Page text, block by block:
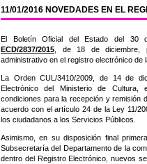
11/01/2016 NOVEDADES EN EL
El Boletín Oficial del Estado del 30
ECD/2837/2015 , de 18 de diciembre,
administrativo en el registro electrónico de
La Orden CUL/3410/2009, de 14 de
Electrónico del Ministerio de Cultura,
condiciones para la recepción y remisión
acuerdo con el artículo 24 de la Ley 11/
los ciudadanos a los Servicios Públicos.
Asimismo, en su disposición final
Subsecretaría del Departamento de la
dentro del Registro Electrónico, nuevos